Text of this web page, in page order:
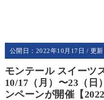
公開日： 2022年10月17日 / 更新
モンテール スイーツ
10/17（月）〜23（日
ンペーンが開催【2022